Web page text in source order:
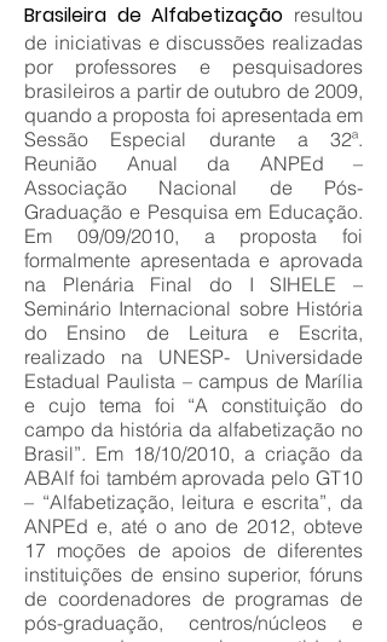
Brasileira de Alfabetização resultou
de iniciativas e discussões realizadas
por professores e pesquisadores
brasileiros a partir de outubro de 2009,
quando a proposta foi apresentada em
Sessão Especial durante a 32ª.
Reunião Anual da ANPEd –
Associação Nacional de Pós-
Graduação e Pesquisa em Educação.
Em 09/09/2010, a proposta foi
formalmente apresentada e aprovada
na Plenária Final do I SIHELE –
Seminário Internacional sobre História
do Ensino de Leitura e Escrita,
realizado na UNESP- Universidade
Estadual Paulista – campus de Marília
e cujo tema foi “A constituição do
campo da história da alfabetização no
Brasil”. Em 18/10/2010, a criação da
ABAlf foi também aprovada pelo GT10
– “Alfabetização, leitura e escrita”, da
ANPEd e, até o ano de 2012, obteve
17 moções de apoios de diferentes
instituições de ensino superior, fóruns
de coordenadores de programas de
pós-graduação, centros/núcleos e